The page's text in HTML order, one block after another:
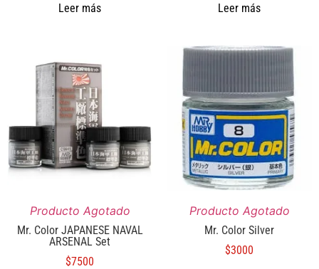
Leer más Leer más
Producto Agotado
Mr. Color JAPANESE NAVAL
ARSENAL Set
$7500
Producto Agotado
Mr. Color Silver
$3000